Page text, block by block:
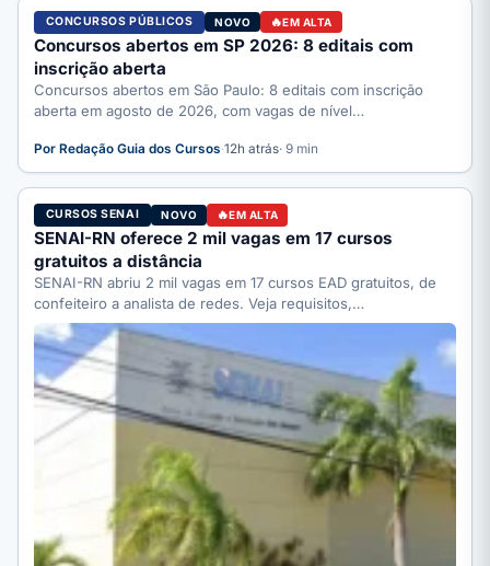
CONCURSOS PÚBLICOS NOVO EM ALTA
Concursos abertos em SP 2026: 8 editais com
inscrição aberta
Concursos abertos em São Paulo: 8 editais com inscrição
aberta em agosto de 2026, com vagas de nível…
Por Redação Guia dos Cursos·12h atrás· 9 min
CURSOS SENAI NOVO EM ALTA
SENAI-RN oferece 2 mil vagas em 17 cursos
gratuitos a distância
SENAI-RN abriu 2 mil vagas em 17 cursos EAD gratuitos, de
confeiteiro a analista de redes. Veja requisitos,…